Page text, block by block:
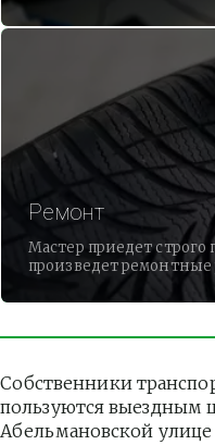
Ремонт
Мастер приедет
произведет ремонтные
Собственники
пользуются
Абельмановской улице